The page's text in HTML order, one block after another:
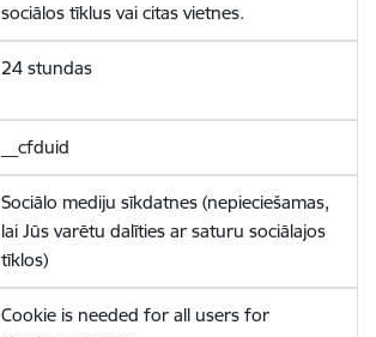
sociālos tīklus vai citas vietnes.
24 stundas
__cfduid
Sociālo mediju sīkdatnes (nepieciešamas,
lai Jūs varētu dalīties ar saturu sociālajos
tīklos)
Cookie is needed for all users for